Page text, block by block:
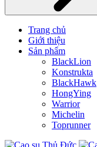
Trang chủ
Giới thiệu
Sản phẩm
BlackLion
Konstrukta
BlackHawk
HongYing
Warrior
Michelin
Toprunner